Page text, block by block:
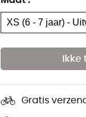
Gratis